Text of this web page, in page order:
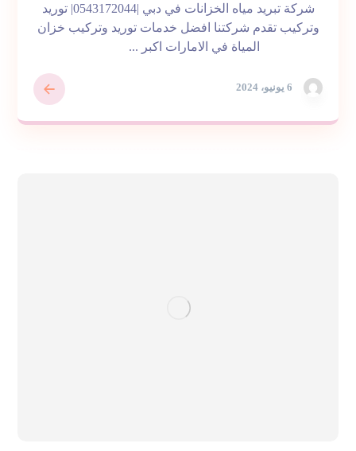
6 يونيو، 2024
شركة تبريد مياه الخزانات في دبي |0543172044| توريد
وتركيب تقدم شركتنا افضل خدمات توريد وتركيب خزان
المياة في الامارات اكبر ...